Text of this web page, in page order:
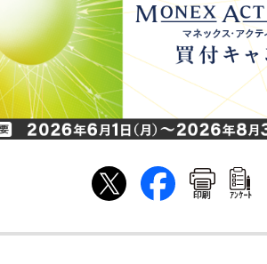
印刷 ｱﾝｹｰﾄ